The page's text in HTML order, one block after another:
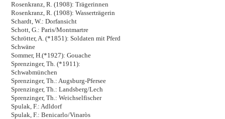
Rosenkranz, R. (1908): Trägerinnen
Rosenkranz, R. (1908): Wasserträgerin
Schardt, W.: Dorfansicht
Schott, G.: Paris/Montmartre
Schrötter, A. (*1851): Soldaten mit Pferd
Schwäne
Sommer, H.(*1927): Gouache
Sprenzinger, Th. (*1911):
Schwabmünchen
Sprenzinger, Th.: Augsburg-Pfersee
Sprenzinger, Th.: Landsberg/Lech
Sprenzinger, Th.: Weichselfischer
Spulak, F.: Adldorf
Spulak, F.: Benicarlo/Vinaròs